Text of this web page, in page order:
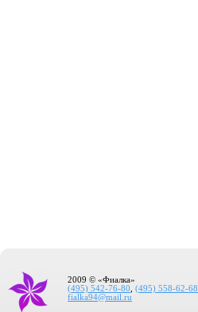
2009 © «Фиалка»
(495) 542-76-80
(495) 558-62-68
fialka94@mail.ru